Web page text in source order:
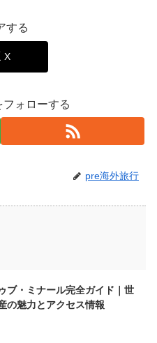
する
X
ォローする
pre海外旅行
ブ・ミナール完全ガイド｜世
の魅力とアクセス情報